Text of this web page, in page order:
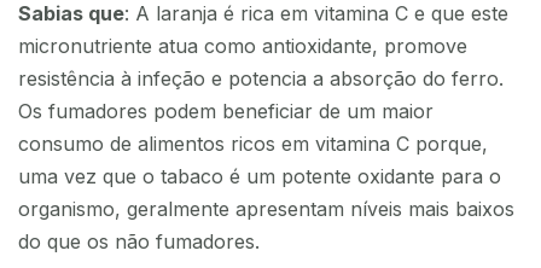
Sabias que: A laranja é rica em vitamina C e que este
micronutriente atua como antioxidante, promove
resistência à infeção e potencia a absorção do ferro.
Os fumadores podem beneficiar de um maior
consumo de alimentos ricos em vitamina C porque,
uma vez que o tabaco é um potente oxidante para o
organismo, geralmente apresentam níveis mais baixos
do que os não fumadores.